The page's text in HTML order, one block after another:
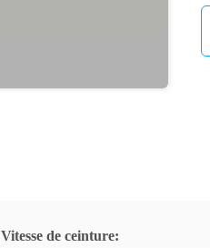
Vitesse de ceinture: